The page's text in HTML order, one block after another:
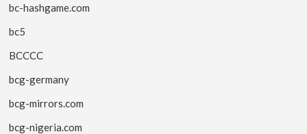
bc-hashgame.com
bc5
BCCCC
bcg-germany
bcg-mirrors.com
bcg-nigeria.com